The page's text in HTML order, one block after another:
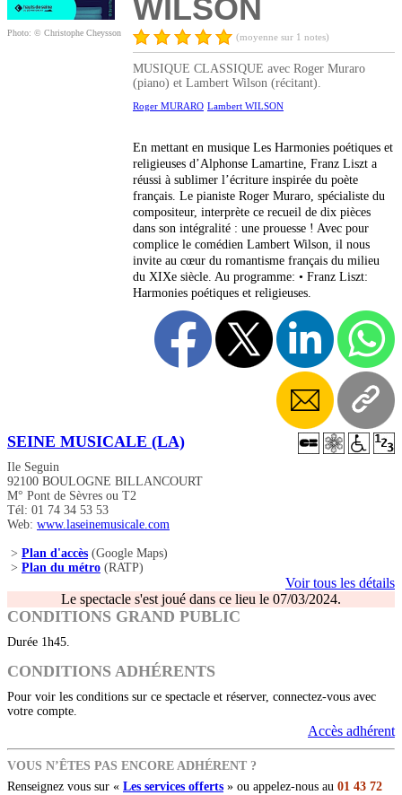
Photo: © Christophe Cheysson
WILSON
(moyenne sur 1 notes)
MUSIQUE CLASSIQUE avec Roger Muraro
(piano) et Lambert Wilson (récitant).
Roger MURARO Lambert WILSON
En mettant en musique Les Harmonies poétiques et
religieuses d’Alphonse Lamartine, Franz Liszt a
réussi à sublimer l’écriture inspirée du poète
français. Le pianiste Roger Muraro, spécialiste du
compositeur, interprète ce recueil de dix pièces
dans son intégralité : une prouesse ! Avec pour
complice le comédien Lambert Wilson, il nous
invite au cœur du romantisme français du milieu
du XIXe siècle. Au programme: • Franz Liszt:
Harmonies poétiques et religieuses.
SEINE MUSICALE (LA)
Ile Seguin
92100 BOULOGNE BILLANCOURT
M° Pont de Sèvres ou T2
Tél: 01 74 34 53 53
Web: www.laseinemusicale.com
> Plan d'accès (Google Maps)
> Plan du métro (RATP)
Voir tous les détails
Le spectacle s'est joué dans ce lieu le 07/03/2024.
CONDITIONS GRAND PUBLIC
Durée 1h45.
CONDITIONS ADHÉRENTS
Pour voir les conditions sur ce spectacle et réserver, connectez-vous avec
votre compte.
Accès adhérent
VOUS N’ÊTES PAS ENCORE ADHÉRENT ?
Renseignez vous sur « Les services offerts » ou appelez-nous au 01 43 72